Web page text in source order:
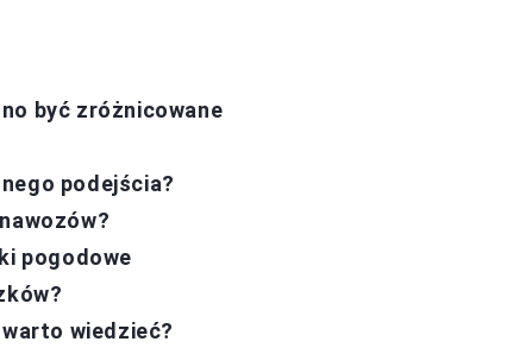
być zróżnicowane
podejścia?
pogodowe
wiedzieć?